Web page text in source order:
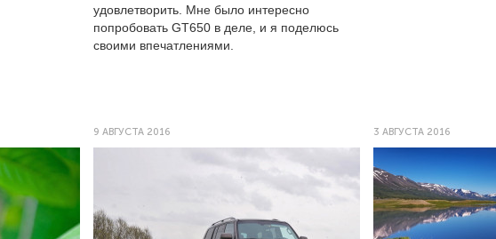
удовлетворить. Мне было интересно
попробовать GT650 в деле, и я поделюсь
своими впечатлениями.
9 АВГУСТА 2016 3 АВГУСТА 2016